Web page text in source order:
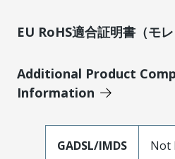
EU RoHS適合証明書（モレ
Additional Product
Information
GADSL/IMDS Not